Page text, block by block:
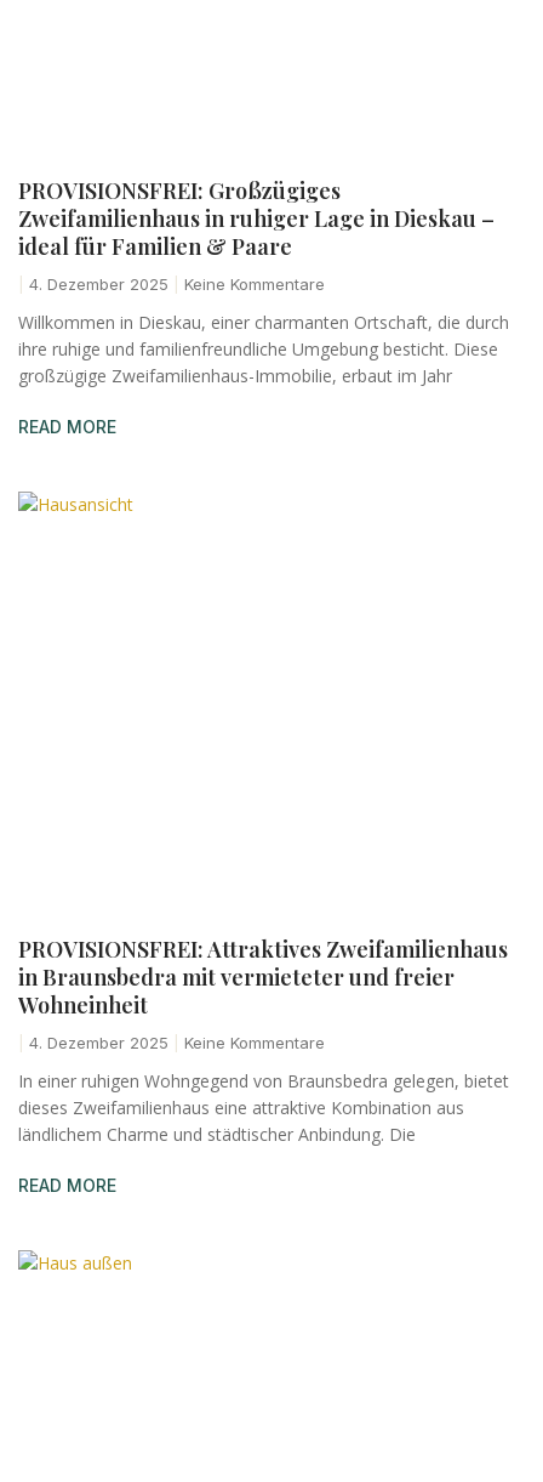
PROVISIONSFREI: Großzügiges
Zweifamilienhaus in ruhiger Lage in Dieskau –
ideal für Familien & Paare
4. Dezember 2025 Keine Kommentare
Willkommen in Dieskau, einer charmanten Ortschaft, die durch
ihre ruhige und familienfreundliche Umgebung besticht. Diese
großzügige Zweifamilienhaus-Immobilie, erbaut im Jahr
READ MORE
PROVISIONSFREI: Attraktives Zweifamilienhaus
in Braunsbedra mit vermieteter und freier
Wohneinheit
4. Dezember 2025 Keine Kommentare
In einer ruhigen Wohngegend von Braunsbedra gelegen, bietet
dieses Zweifamilienhaus eine attraktive Kombination aus
ländlichem Charme und städtischer Anbindung. Die
READ MORE